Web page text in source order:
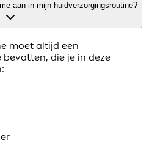
aan in mijn huidverzorgingsroutine?
moet altijd een
die je in deze